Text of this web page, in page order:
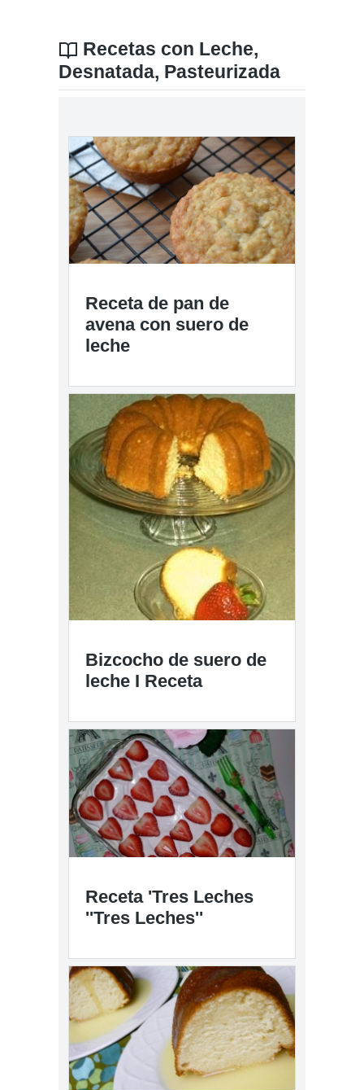
Recetas con Leche,
Desnatada, Pasteurizada
Receta de pan de
avena con suero de
leche
Bizcocho de suero de
leche I Receta
Receta 'Tres Leches
''Tres Leches''